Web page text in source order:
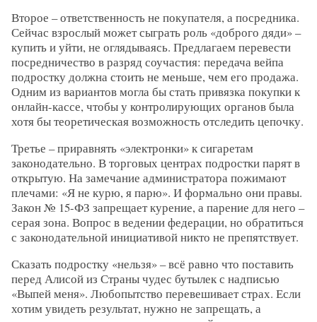
Второе – ответственность не покупателя, а посредника.
Сейчас взрослый может сыграть роль «доброго дяди» –
купить и уйти, не оглядываясь. Предлагаем перевести
посредничество в разряд соучастия: передача вейпа
подростку должна стоить не меньше, чем его продажа.
Одним из вариантов могла бы стать привязка покупки к
онлайн-кассе, чтобы у контролирующих органов была
хотя бы теоретическая возможность отследить цепочку.
Третье – приравнять «электронки» к сигаретам
законодательно. В торговых центрах подростки парят в
открытую. На замечание администратора пожимают
плечами: «Я не курю, я парю». И формально они правы.
Закон № 15-ФЗ запрещает курение, а парение для него –
серая зона. Вопрос в ведении федерации, но обратиться
с законодательной инициативой никто не препятствует.
Сказать подростку «нельзя» – всё равно что поставить
перед Алисой из Страны чудес бутылек с надписью
«Выпей меня». Любопытство перевешивает страх. Если
хотим увидеть результат, нужно не запрещать, а